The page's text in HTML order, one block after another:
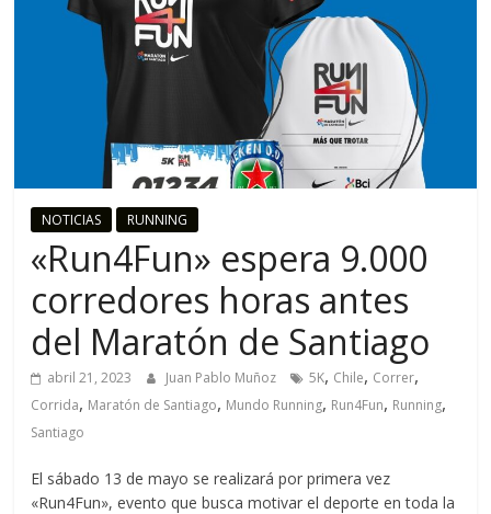
n
n
n
g
NOTICIAS RUNNING
«Run4Fun» espera 9.000
corredores horas antes
del Maratón de Santiago
abril 21, 2023 Juan Pablo Muñoz 5K, Chile, Correr,
Corrida, Maratón de Santiago, Mundo Running, Run4Fun, Running,
Santiago
El sábado 13 de mayo se realizará por primera vez
«Run4Fun», evento que busca motivar el deporte en toda la